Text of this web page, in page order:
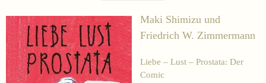
Maki Shimizu und
Friedrich W. Zimmermann
Liebe – Lust – Prostata: Der
Comic